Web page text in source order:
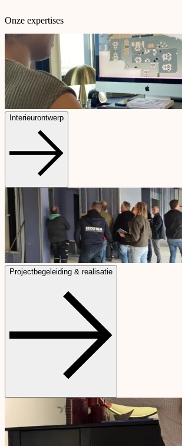
Onze expertises
Interieurontwerp
Projectbegeleiding & realisatie